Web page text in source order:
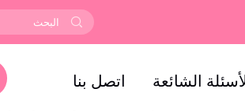
الشائعة اتصل بنا
جدول المحتويات
تصميم مبتكر لتسهيل